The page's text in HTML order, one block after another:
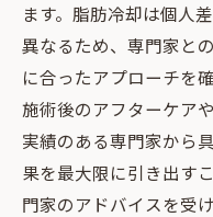
ます。脂肪冷却は個人
異なるため、専門家と
に合ったアプローチを
施術後のアフターケア
実績のある専門家から
果を最大限に引き出す
門家のアドバイスを受